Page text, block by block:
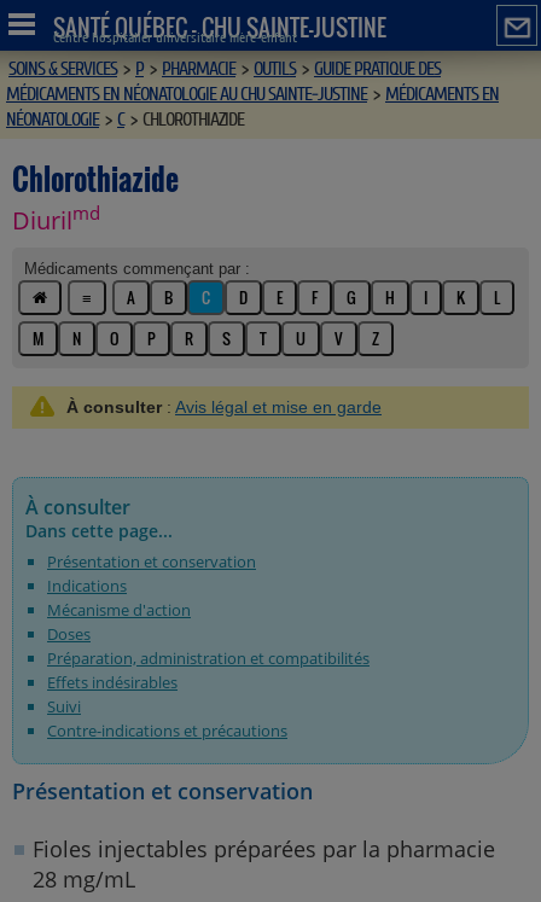
SANTÉ QUÉBEC - CHU SAINTE-JUSTINE
Centre hospitalier universitaire mère-enfant
SOINS & SERVICES > P > PHARMACIE > OUTILS > GUIDE PRATIQUE DES
MÉDICAMENTS EN NÉONATOLOGIE AU CHU SAINTE-JUSTINE > MÉDICAMENTS EN
NÉONATOLOGIE > C > CHLOROTHIAZIDE
Chlorothiazide
Diurilmd
Médicaments commençant par :
≡ A B C D E F G H I K
L
M
N O P R S T U V Z
À consulter : Avis légal et mise en garde
À consulter
Dans cette page...
Présentation et conservation
Indications
Mécanisme d'action
Doses
Préparation, administration et compatibilités
Effets indésirables
Suivi
Contre-indications et précautions
Présentation et conservation
Fioles injectables préparées par la pharmacie
28 mg/mL